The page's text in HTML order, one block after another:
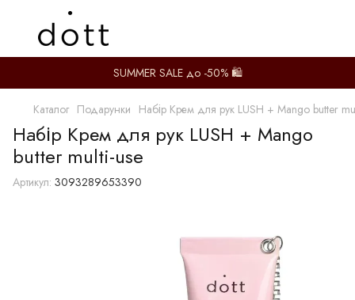
SUMMER SALE до -50% 🛍️
Каталог Подарунки Набір Крем для рук LUSH + Mango butter
Набір Крем для рук LUSH + Mango
butter multi-use
Артикул: 3093289653390